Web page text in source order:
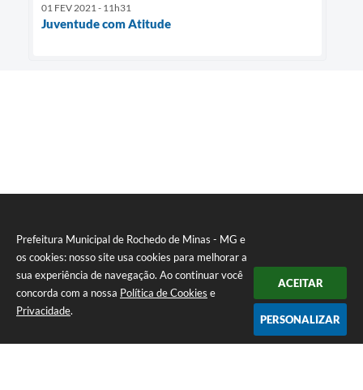
Prefeitura Municipal de Rochedo de Minas - MG e
os cookies: nosso site usa cookies para melhorar a
sua experiência de navegação. Ao continuar você
concorda com a nossa Política de Cookies e
Privacidade.
ACEITAR
PERSONALIZAR
01 FEV 2021 - 11h31
Juventude com Atitude